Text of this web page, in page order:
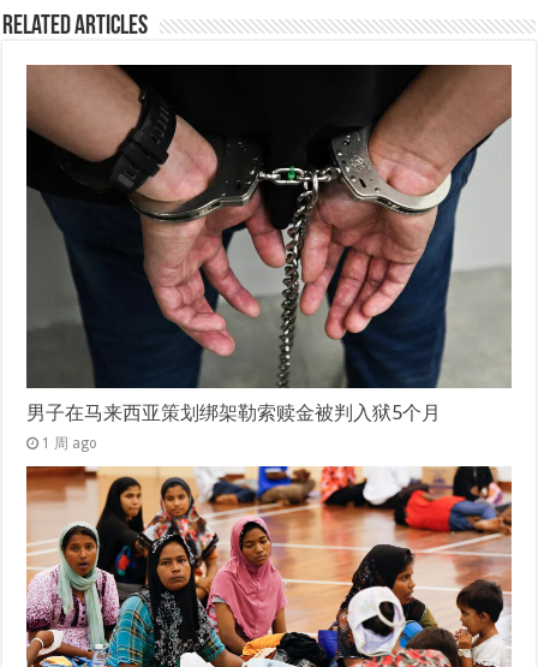
Related Articles
男子在马来西亚策划绑架勒索赎金被判入狱5个月
1 周 ago